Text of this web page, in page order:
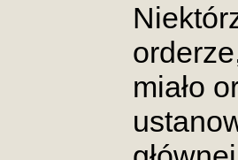
miało